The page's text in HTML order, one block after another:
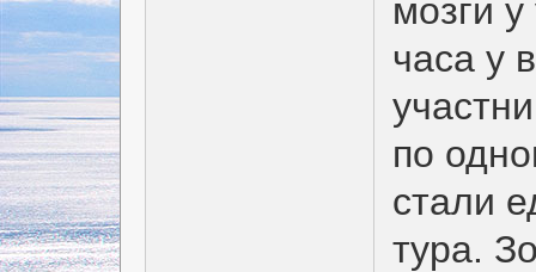
мозги
часа у
по
стали
тура.